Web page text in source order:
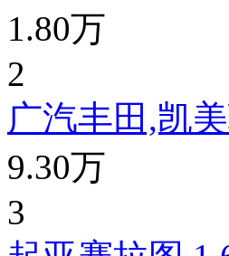
1.80万
2
广汽丰田,凯
9.30万
3